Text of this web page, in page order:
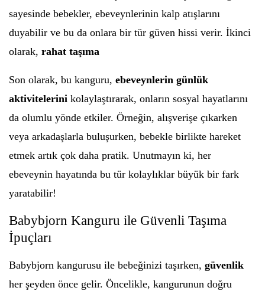
sayesinde bebekler, ebeveynlerinin kalp atışlarını
duyabilir ve bu da onlara bir tür güven hissi verir. İkinci
olarak, rahat taşıma
Son olarak, bu kanguru, ebeveynlerin günlük
aktivitelerini kolaylaştırarak, onların sosyal hayatlarını
da olumlu yönde etkiler. Örneğin, alışverişe çıkarken
veya arkadaşlarla buluşurken, bebekle birlikte hareket
etmek artık çok daha pratik. Unutmayın ki, her
ebeveynin hayatında bu tür kolaylıklar büyük bir fark
yaratabilir!
Babybjorn Kanguru ile Güvenli Taşıma
İpuçları
Babybjorn kangurusu ile bebeğinizi taşırken, güvenlik
her şeyden önce gelir. Öncelikle, kangurunun doğru